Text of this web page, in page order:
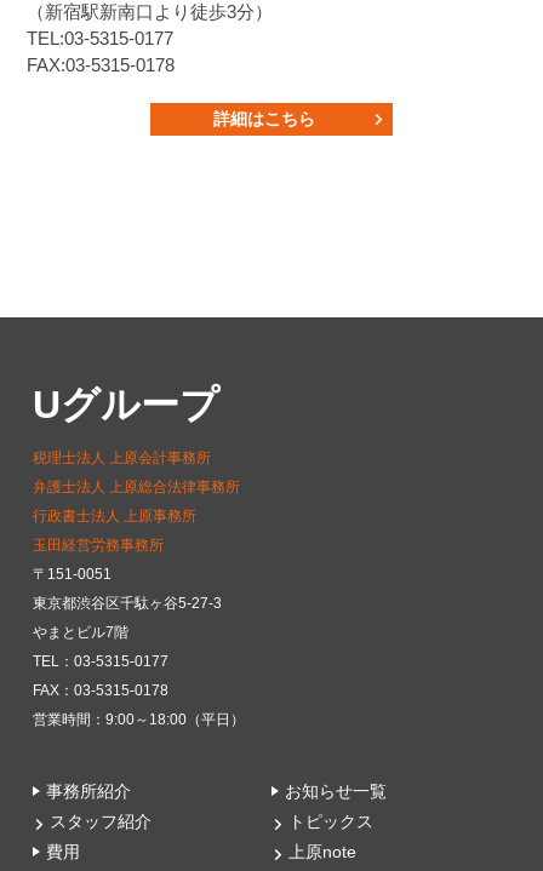
（新宿駅新南口より徒歩3分）
TEL:03-5315-0177
FAX:03-5315-0178
詳細はこちら
Uグループ
税理士法人 上原会計事務所
弁護士法人 上原総合法律事務所
行政書士法人 上原事務所
玉田経営労務事務所
〒151-0051
東京都渋谷区千駄ヶ谷5-27-3
やまとビル7階
TEL：03-5315-0177
FAX：03-5315-0178
営業時間：9:00～18:00（平日）
事務所紹介
スタッフ紹介
費用
お知らせ一覧
トピックス
上原note